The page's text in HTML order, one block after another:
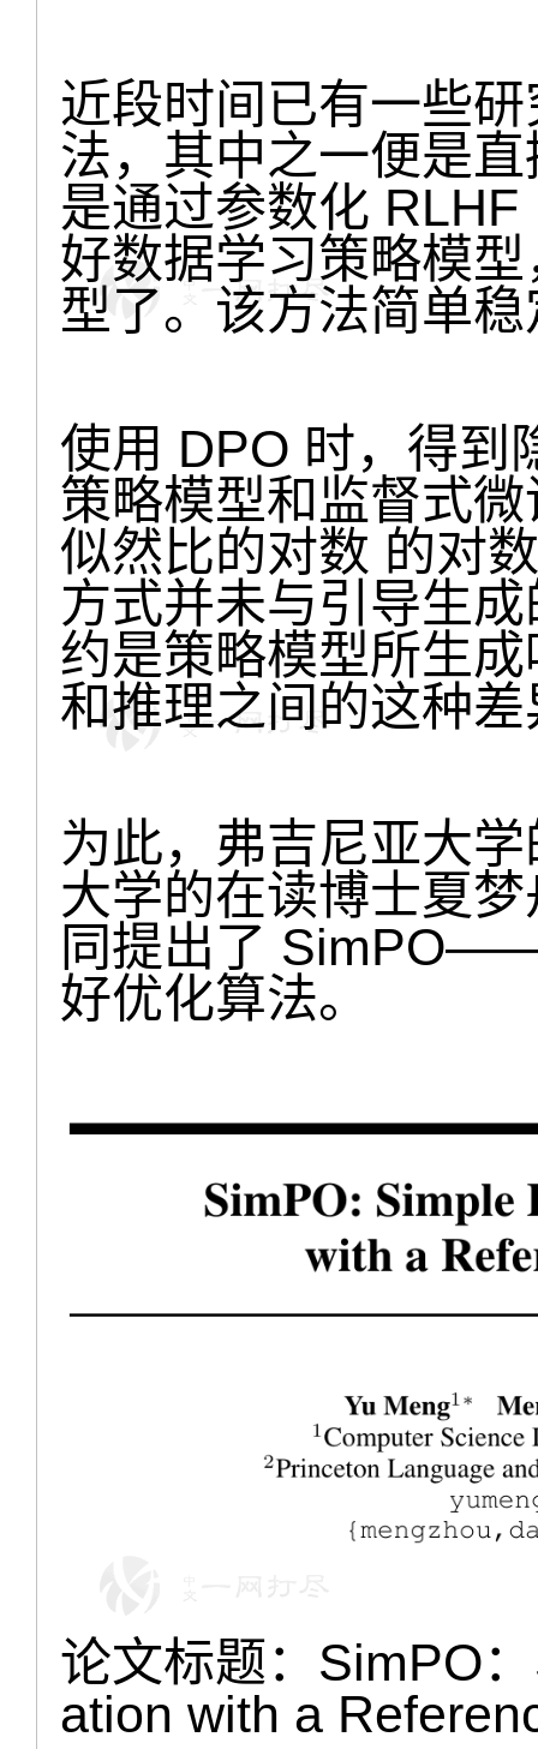
近段时间已有一些
法，其中之一便是
是通过参数化
好数据学习策略模
型了。该方法简单
使用 DPO 时，得到
策略模型和监督式
似然比的对数 的对
方式并未与引导生
约是策略模型所生
和推理之间的这种
为此，弗吉尼亚大
大学的在读博士夏
同提出了
好优化算法。
论文标题：SimPO
ation with a